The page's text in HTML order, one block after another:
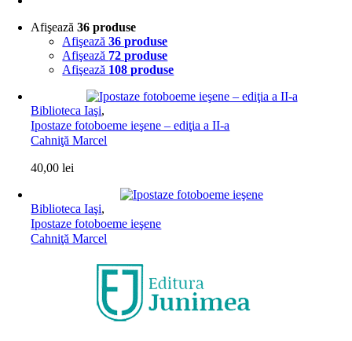
Afişează36 produse
Afişează36 produse
Afişează 72 produse
Afişează 108 produse
Biblioteca Iaşi,
Ipostaze fotoboeme ieşene – ediţia a II-a
Cahniţă Marcel
40,00lei
Biblioteca Iaşi,
Ipostaze fotoboeme ieşene
Cahniţă Marcel